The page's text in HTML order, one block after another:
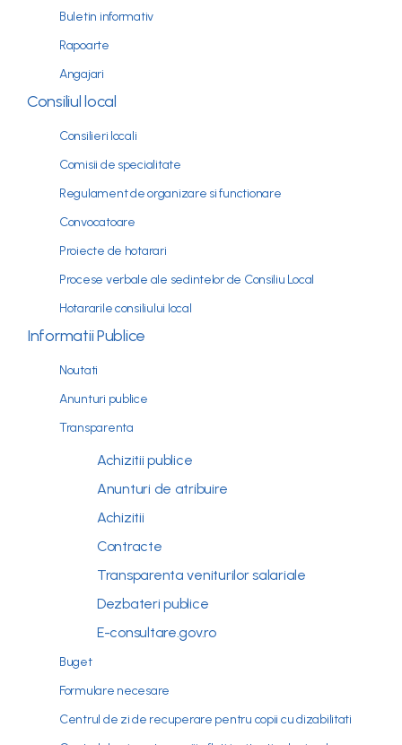
Buletin informativ
Rapoarte
Angajari
Consiliul local
Consilieri locali
Comisii de specialitate
Regulament de organizare si functionare
Convocatoare
Proiecte de hotarari
Procese verbale ale sedintelor de Consiliu Local
Hotararile consiliului local
Informatii Publice
Noutati
Anunturi publice
Transparenta
Achizitii publice
Anunturi de atribuire
Achizitii
Contracte
Transparenta veniturilor salariale
Dezbateri publice
E-consultare.gov.ro
Buget
Formulare necesare
Centrul de zi de recuperare pentru copii cu dizabilitati